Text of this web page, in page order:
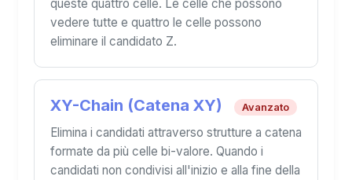
queste quattro celle. Le celle che possono
vedere tutte e quattro le celle possono
eliminare il candidato Z.
XY-Chain (Catena XY) Avanzato
Elimina i candidati attraverso strutture a catena
formate da più celle bi-valore. Quando i
candidati non condivisi all'inizio e alla fine della